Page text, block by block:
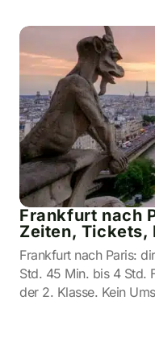
Frankfurt nach
Zeiten, Tickets,
Frankfurt nach Paris:
Std. 45 Min. bis 4 Std.
der 2. Klasse. Kein